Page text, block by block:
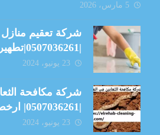
5 مارس، 2026
شركة تعقيم منازل
|0507036261|تطهير وتعقيم
23 يونيو، 2024
شركة مكافحة
|0507036261| ارخص اسعار
23 يونيو، 2024